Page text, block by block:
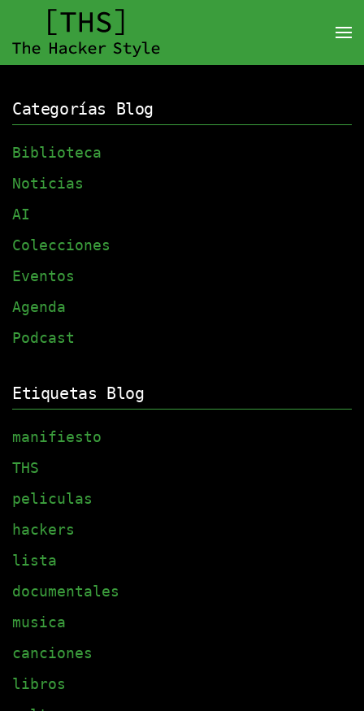
Categorías Blog
Biblioteca
Noticias
AI
Colecciones
Eventos
Agenda
Podcast
Etiquetas Blog
manifiesto
THS
peliculas
hackers
lista
documentales
musica
canciones
libros